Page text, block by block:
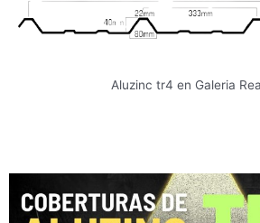
Aluzinc tr4 en Galeria